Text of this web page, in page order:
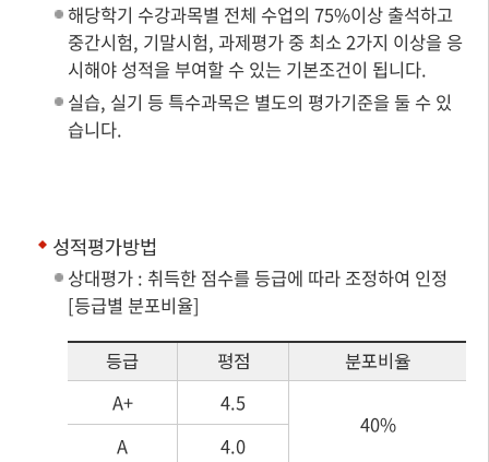
해당학기 수강과목별 전체 수업의 75%이상 출석하고
중간시험, 기말시험, 과제평가 중 최소 2가지 이상을 응
시해야 성적을 부여할 수 있는 기본조건이 됩니다.
실습, 실기 등 특수과목은 별도의 평가기준을 둘 수 있
습니다.
성적평가방법
상대평가 : 취득한 점수를 등급에 따라 조정하여 인정
[등급별 분포비율]
등급 평점
분포비율
A+
4.5
40%
A
4.0